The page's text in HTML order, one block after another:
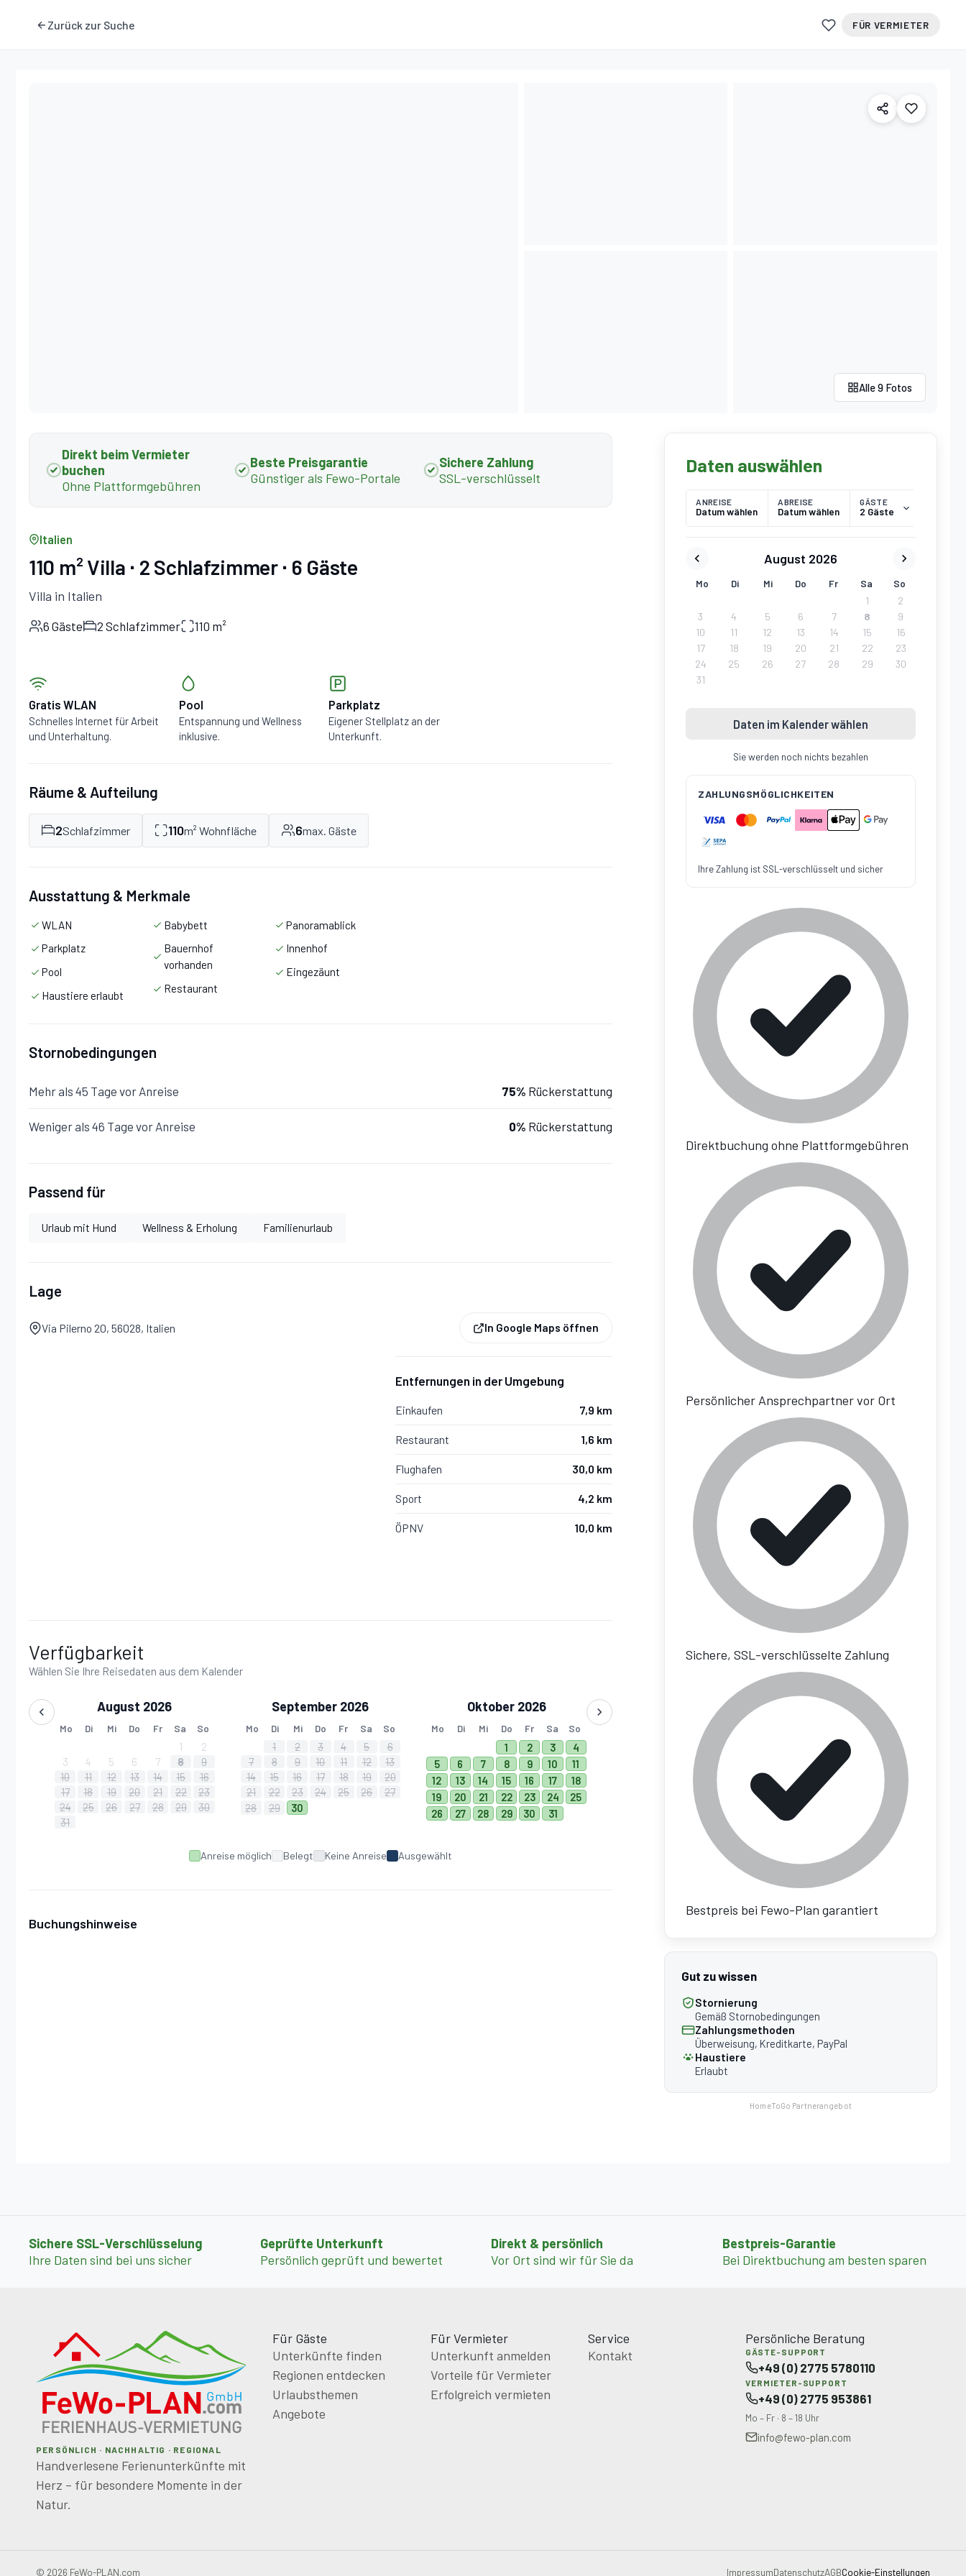
Zurück zur Suche FÜR VERMIETER
Alle 9 Fotos
Direkt beim Vermieter
buchen
Ohne Plattformgebühren
Beste Preisgarantie
Günstiger als Fewo-Portale
Sichere Zahlung
SSL-verschlüsselt
Italien
110 m² Villa ∙ 2 Schlafzimmer ∙ 6 Gäste
Villa in Italien
6 Gäste 2 Schlafzimmer 110 m²
Gratis WLAN
Schnelles Internet für Arbeit
und Unterhaltung.
Pool
Entspannung und Wellness
inklusive.
Parkplatz
Eigener Stellplatz an der
Unterkunft.
Räume & Aufteilung
2Schlafzimmer 110m² Wohnfläche 6max. Gäste
Ausstattung & Merkmale
WLAN
Parkplatz
Pool
Haustiere erlaubt
Babybett
Bauernhof
vorhanden
Restaurant
Panoramablick
Innenhof
Eingezäunt
Stornobedingungen
Mehr als 45 Tage vor Anreise 75% Rückerstattung
Weniger als 46 Tage vor Anreise 0% Rückerstattung
Passend für
Urlaub mit Hund Wellness & Erholung Familienurlaub
Lage
Via Pilerno 20, 56028, Italien In Google Maps öffnen
Entfernungen in der Umgebung
Einkaufen 7,9 km
Restaurant 1,6 km
Flughafen 30,0 km
Sport 4,2 km
ÖPNV 10,0 km
Verfügbarkeit
Wählen Sie Ihre Reisedaten aus dem Kalender
August 2026
Mo Di Mi Do Fr Sa So
1
2
3
4 5 6 7 8
9
10
11 12 13 14 15
16
17
18 19 20 21 22
23
24
25 26 27 28 29
30
31
September 2026
Mo Di Mi Do Fr Sa So
1 2 3 4 5
6
7
8 9 10 11 12
13
14
15 16 17 18 19
20
21
22 23 24 25 26
27
28
29 30
Oktober 2026
Mo Di Mi Do Fr Sa So
1 2 3
4
5
6 7 8 9 10
11
12
13 14 15 16 17
18
19
20 21 22 23 24
25
26
27 28 29 30 31
Anreise möglich Belegt Keine Anreise Ausgewählt
Buchungshinweise
Daten auswählen
ANREISE
Datum wählen
ABREISE
Datum wählen
GÄSTE
2 Gäste
August 2026
Mo Di Mi Do Fr Sa
So
1
2
3
4 5 6 7 8
9
10
11 12 13 14 15
16
17
18 19 20 21 22
23
24
25 26 27 28 29
30
31
Daten im Kalender wählen
Sie werden noch nichts bezahlen
ZAHLUNGSMÖGLICHKEITEN
Ihre Zahlung ist SSL-verschlüsselt und sicher
Direktbuchung ohne Plattformgebühren
Persönlicher Ansprechpartner vor Ort
Sichere, SSL-verschlüsselte Zahlung
Bestpreis bei Fewo-Plan garantiert
Gut zu wissen
Stornierung
Gemäß Stornobedingungen
Zahlungsmethoden
Überweisung, Kreditkarte, PayPal
Haustiere
Erlaubt
HomeToGo Partnerangebot
Sichere SSL-Verschlüsselung
Ihre Daten sind bei uns sicher
Geprüfte Unterkunft
Persönlich geprüft und bewertet
Direkt & persönlich
Vor Ort sind wir für Sie da
Bestpreis-Garantie
Bei Direktbuchung am besten sparen
PERSÖNLICH · NACHHALTIG · REGIONAL
Handverlesene Ferienunterkünfte mit
Herz – für besondere Momente in der
Natur.
Für Gäste
Unterkünfte finden
Regionen entdecken
Urlaubsthemen
Angebote
Für Vermieter
Unterkunft anmelden
Vorteile für Vermieter
Erfolgreich vermieten
Service
Kontakt
Persönliche Beratung
GÄSTE-SUPPORT
+49 (0) 2775 5780110
VERMIETER-SUPPORT
+49 (0) 2775 953861
Mo – Fr · 8 – 18 Uhr
info@fewo-plan.com
© 2026 FeWo-PLAN.com ImpressumDatenschutzAGBCookie-Einstellungen